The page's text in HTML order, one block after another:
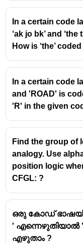
COLONY (6
Apply to
Letters = 8
8 × 8 = 64
Final Answer:64
In a certain code
‘ak jo bk’ and
How is ‘the’
In a certain code
and 'ROAD' is
'R' in the given
Find the group of
analogy. Use
position logic
CFGL: ?
ഒരു കോഡ് ഭാഷയിൽ
' എന്നെഴുതിയാൽ
എഴുതാം ?